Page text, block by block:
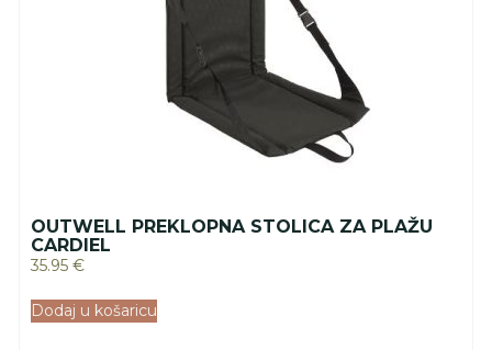
OUTWELL PREKLOPNA STOLICA ZA PLAŽU
CARDIEL
35.95 €
Dodaj u košaricu